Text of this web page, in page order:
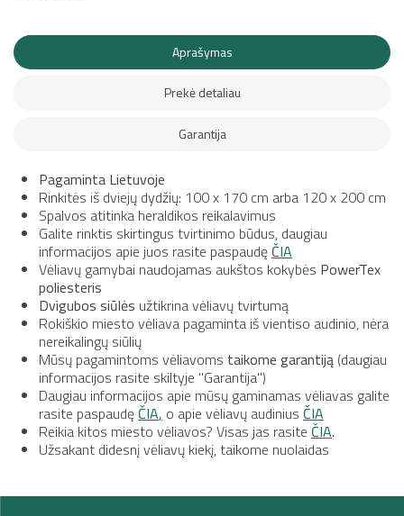
Aprašymas
Prekė detaliau
Garantija
Pagaminta Lietuvoje
Rinkitės iš dviejų dydžių: 100 x 170 cm arba 120 x 200 cm
Spalvos atitinka heraldikos reikalavimus
Galite rinktis skirtingus tvirtinimo būdus, daugiau
informacijos apie juos rasite paspaudę ČIA
Vėliavų gamybai naudojamas aukštos kokybės PowerTex
poliesteris
Dvigubos siūlės užtikrina vėliavų tvirtumą
Rokiškio miesto vėliava pagaminta iš vientiso audinio, nėra
nereikalingų siūlių
Mūsų pagamintoms vėliavoms taikome garantiją (daugiau
informacijos rasite skiltyje "Garantija")
Daugiau informacijos apie mūsų gaminamas vėliavas galite
rasite paspaudę ČIA, o apie vėliavų audinius ČIA
Reikia kitos miesto vėliavos? Visas jas rasite ČIA.
Užsakant didesnį vėliavų kiekį, taikome nuolaidas